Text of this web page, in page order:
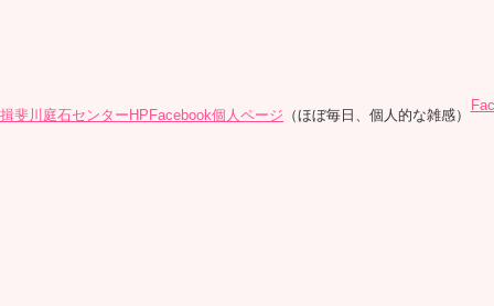
揖斐川庭石センターHPFacebook個人ページ （ほぼ毎日、個人的な雑感）